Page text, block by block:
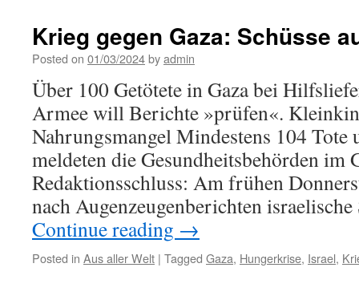
Krieg gegen Gaza: Schüsse
Posted on 01/03/2024byadmin
Über 100 Getötete in Gaza bei
Armee will Berichte »prüfen«.
Nahrungsmangel Mindestens 104 Tote
meldeten die Gesundheitsbehörden im
Redaktionsschluss: Am frühen
nach Augenzeugenberichten
Continue reading →
Posted in Aus aller Welt | Tagged Gaza, Hungerkrise, Israel,